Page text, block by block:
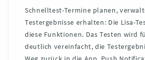
Schnelltest-Termine planen,
Testergebnisse erhalten: Die Lisa-
diese Funktionen. Das Testen wird
deutlich vereinfacht, die